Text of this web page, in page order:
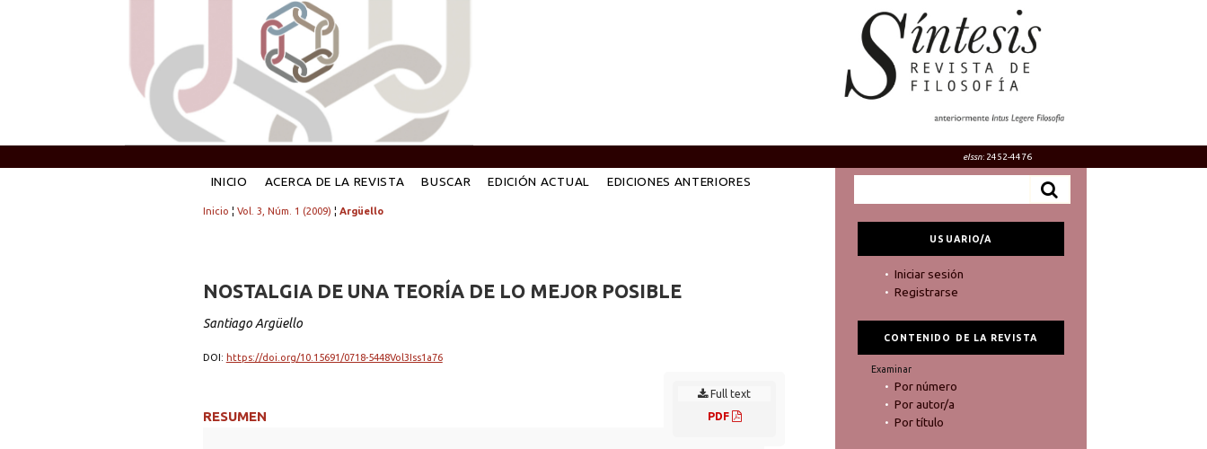
eIssn: 2452-4476
USUARIO/A
Iniciar sesión
Registrarse
CONTENIDO DE LA REVISTA
Examinar
Por número
Por autor/a
Por título
INICIO ACERCA DE LA REVISTA BUSCAR EDICIÓN ACTUAL EDICIONES ANTERIORES
Inicio ¦ Vol. 3, Núm. 1 (2009) ¦ Argüello
NOSTALGIA DE UNA TEORÍA DE LO MEJOR POSIBLE
Santiago Argüello
DOI: https://doi.org/10.15691/0718-5448Vol3Iss1a76
Full text
PDF
RESUMEN